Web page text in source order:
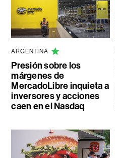
ARGENTINA
Presión sobre los
márgenes de
MercadoLibre inquieta a
inversores y acciones
caen en el Nasdaq